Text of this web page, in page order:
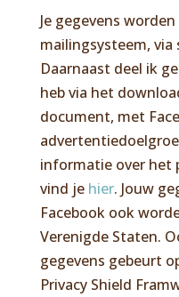
Je gegevens
mailingsysteem, via
Daarnaast deel ik
heb via het
document, met
informatie over het
vind je hier. Jouw
Facebook ook
Verenigde Staten.
gegevens gebeurt
Privacy Shield